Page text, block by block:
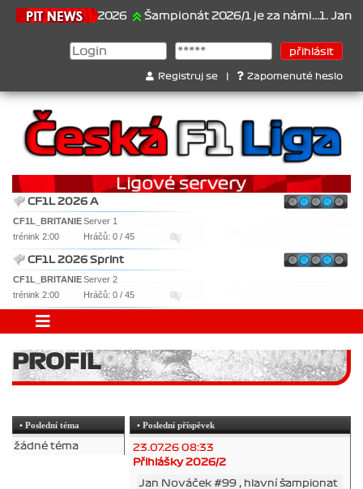
21.6.2026 Šampionát 2026/1 je za námi...1. Jan
Registruj se Zapomenuté heslo
CF1L 2026 A
CF1L_BRITANIEServer 1
trénink 2:00
Hráčů: 0 / 45
CF1L 2026 Sprint
CF1L_BRITANIEServer 2
trénink 2:00
Hráčů: 0 / 45
PROFIL
• Poslední téma
žádné téma
• Poslední příspěvek
23.07.26 08:33
Přihlášky 2026/2
Jan Nováček #99 , hlavní šampionat